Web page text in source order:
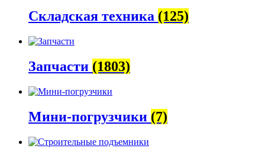
Складская техника (125)
Запчасти (1803)
Мини-погрузчики (7)